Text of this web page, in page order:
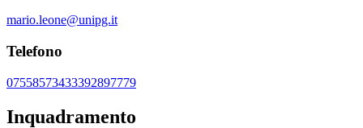
mario.leone@unipg.it
Telefono
07558573433392897779
Inquadramento